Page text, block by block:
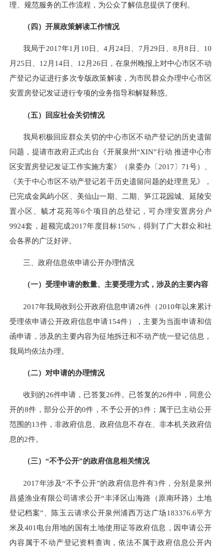
理、规范服务的工作流程，为公众了解信息提供了便利。
（四） 开展政策解读工作情况
我局于2017年1月10日、4月24日、7月29日、8月8日、10
月25日、12月14日、12月26日，在泉州晚报上对中心市区不动
产登记办证进行多次专版政策解读，为市民群众办理中心市区
安置房登记发证进行专项的业务指导和解疑释惑。
（五） 回应社会关切情况
我局积极回应群众关切的中心市区不动产登记的历史遗留
问题 ，提请市政府正式出台《开展泉州“XIN”行动 推进中心市
区安置房登记发证工作实施方案》（泉委办〔2017〕71号）
《关于中心市区不动产登记若干历史遗留问题的处理意见》，
已完成金凤屿小区、美仙山一期、二期、笋江花园城、延陵安
置小区、毓才花苑等6个项目的总登记，可办理安置房分户
9924套，超额完成2017年度目标150% ， 得到了广大群众和社
会各界的广泛好评。
三、政府信息依申请公开办理情况
（一）受理申请的数量、主要受理方式，涉及的主要内容
201 7年我局收到公开政府信息申请26件（2010年以来累计
受理依申请公开政府信息申请154件），主要为当面申请和信
函申请，涉及的主要内容为征地拆迁和不动产统一登记信息，
我局均依法办理。
（二）对申请的办理情况
收到的26件申请，已答复26件。已答复的26件中，同意公
开的8件，部分公开的0件，不予公开的3件；属于已主动公开
范围的13件，非政府信息、政府信息不存在、非本机关政府信
息的2件。
（三） “不予公开”的政府信息相关情况
2017年涉及“不予公开”的政府信息件有3件，分别是泉州
昌盛渔业有限公司请求公开“丰泽区山海路（原南环路）土地
登记档案”、陈玉云请求公开泉州浦西万达广场183376.6平方
米及 401 电台用地的国有土地使用证等政府信息，因申请公开
内容属于不动产登记资料查询，依法不属于政府信息公开内